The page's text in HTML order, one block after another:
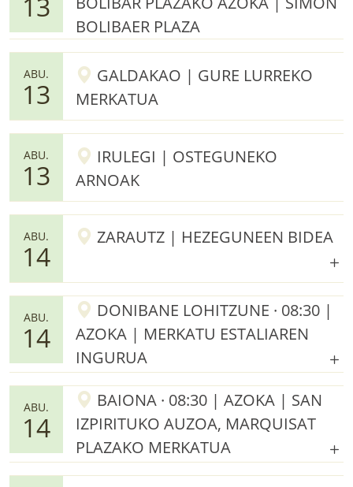
13
BOLIBAER PLAZA
ABU.
13
GALDAKAO | GURE LURREKO
MERKATUA
ABU.
13
IRULEGI | OSTEGUNEKO
ARNOAK
ABU.
14
ZARAUTZ | HEZEGUNEEN BIDEA
ABU.
14
DONIBANE LOHITZUNE · 08:30 |
AZOKA | MERKATU ESTALIAREN
INGURUA
ABU.
14
BAIONA · 08:30 | AZOKA | SAN
IZPIRITUKO AUZOA, MARQUISAT
PLAZAKO MERKATUA